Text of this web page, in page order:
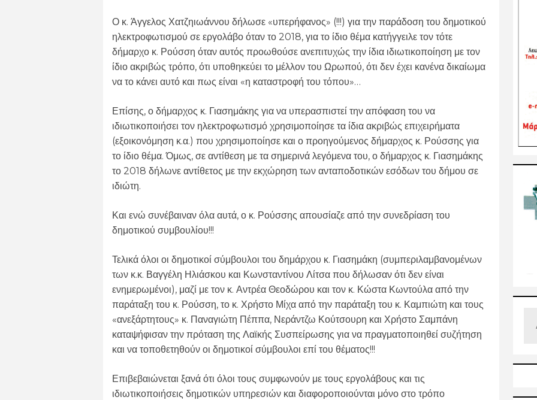
Ο κ. Άγγελος Χατζηιωάννου δήλωσε «υπερήφανος» (!!!) για την παράδοση του δημοτικού
ηλεκτροφωτισμού σε εργολάβο όταν το 2018, για το ίδιο θέμα κατήγγειλε τον τότε
δήμαρχο κ. Ρούσση όταν αυτός προωθούσε ανεπιτυχώς την ίδια ιδιωτικοποίηση με τον
ίδιο ακριβώς τρόπο, ότι υποθηκεύει το μέλλον του Ωρωπού, ότι δεν έχει κανένα δικαίωμα
να το κάνει αυτό και πως είναι «η καταστροφή του τόπου»…
Επίσης, ο δήμαρχος κ. Γιασημάκης για να υπερασπιστεί την απόφαση του να
ιδιωτικοποιήσει τον ηλεκτροφωτισμό χρησιμοποίησε τα ίδια ακριβώς επιχειρήματα
(εξοικονόμηση κ.α.) που χρησιμοποίησε και ο προηγούμενος δήμαρχος κ. Ρούσσης για
το ίδιο θέμα. Όμως, σε αντίθεση με τα σημερινά λεγόμενα του, ο δήμαρχος κ. Γιασημάκης
το 2018 δήλωνε αντίθετος με την εκχώρηση των ανταποδοτικών εσόδων του δήμου σε
ιδιώτη.
Και ενώ συνέβαιναν όλα αυτά, ο κ. Ρούσσης απουσίαζε από την συνεδρίαση του
δημοτικού συμβουλίου!!!
Τελικά όλοι οι δημοτικοί σύμβουλοι του δημάρχου κ. Γιασημάκη (συμπεριλαμβανομένων
των κ.κ. Βαγγέλη Ηλιάσκου και Κωνσταντίνου Λίτσα που δήλωσαν ότι δεν είναι
ενημερωμένοι), μαζί με τον κ. Αντρέα Θεοδώρου και τον κ. Κώστα Κωντούλα από την
παράταξη του κ. Ρούσση, το κ. Χρήστο Μίχα από την παράταξη του κ. Καμπιώτη και τους
«ανεξάρτητους» κ. Παναγιώτη Πέππα, Νεράντζω Κούτσουρη και Χρήστο Σαμπάνη
καταψήφισαν την πρόταση της Λαϊκής Συσπείρωσης για να πραγματοποιηθεί συζήτηση
και να τοποθετηθούν οι δημοτικοί σύμβουλοι επί του θέματος!!!
Επιβεβαιώνεται ξανά ότι όλοι τους συμφωνούν με τους εργολάβους και τις
ιδιωτικοποιήσεις δημοτικών υπηρεσιών και διαφοροποιούνται μόνο στο τρόπο